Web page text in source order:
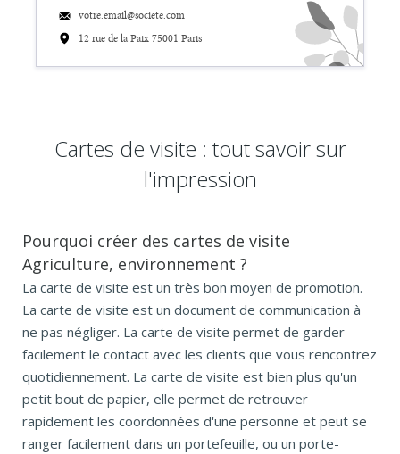
12 rue de la Paix 75001 Paris
votre.email@societe.com
Cartes de visite : tout savoir sur
l'impression
Pourquoi créer des cartes de visite
Agriculture, environnement ?
La carte de visite est un très bon moyen de promotion.
La carte de visite est un document de communication à
ne pas négliger. La carte de visite permet de garder
facilement le contact avec les clients que vous rencontrez
quotidiennement. La carte de visite est bien plus qu'un
petit bout de papier, elle permet de retrouver
rapidement les coordonnées d'une personne et peut se
ranger facilement dans un portefeuille, ou un porte-